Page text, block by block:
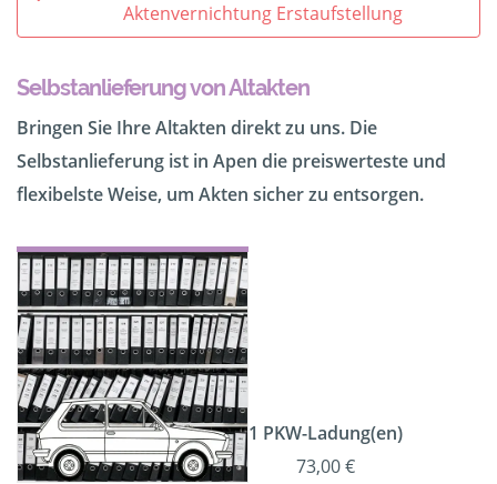
Aktenvernichtung Erstaufstellung
Selbstanlieferung von Altakten
Bringen Sie Ihre Altakten direkt zu uns. Die
Selbstanlieferung ist in Apen die preiswerteste und
flexibelste Weise, um Akten sicher zu entsorgen.
1 PKW-Ladung(en)
73,00 €